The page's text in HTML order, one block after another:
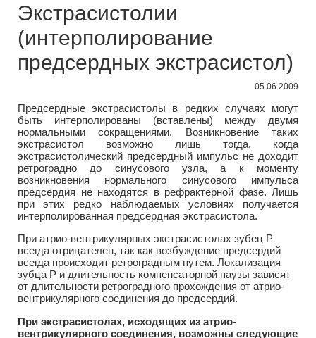
Экстрасистолии
(интерполирование
предсердных экстрасистол)
05.06.2009
Предсердные экстрасистолы в редких случаях могут
быть интерполированы (вставлены) между двумя
нормальными сокращениями. Возникновение таких
экстрасистол возможно лишь тогда, когда
экстрасистолический предсердный импульс не доходит
ретроградно до синусового узла, а к моменту
возникновения нормального синусового импульса
предсердия не находятся в рефрактерной фазе. Лишь
при этих редко наблюдаемых условиях получается
интерполированная предсердная экстрасистола.
При атрио-вентрикулярных экстрасистолах зубец Р
всегда отрицателен, так как возбуждение предсердий
всегда происходит ретроградным путем. Локализация
зубца Р и длительность компенсаторной паузы зависят
от длительности ретроградного прохождения от атрио-
вентрикулярного соединения до предсердий.
При экстрасистолах, исходящих из атрио-
вентрикулярного соединения, возможны следующие